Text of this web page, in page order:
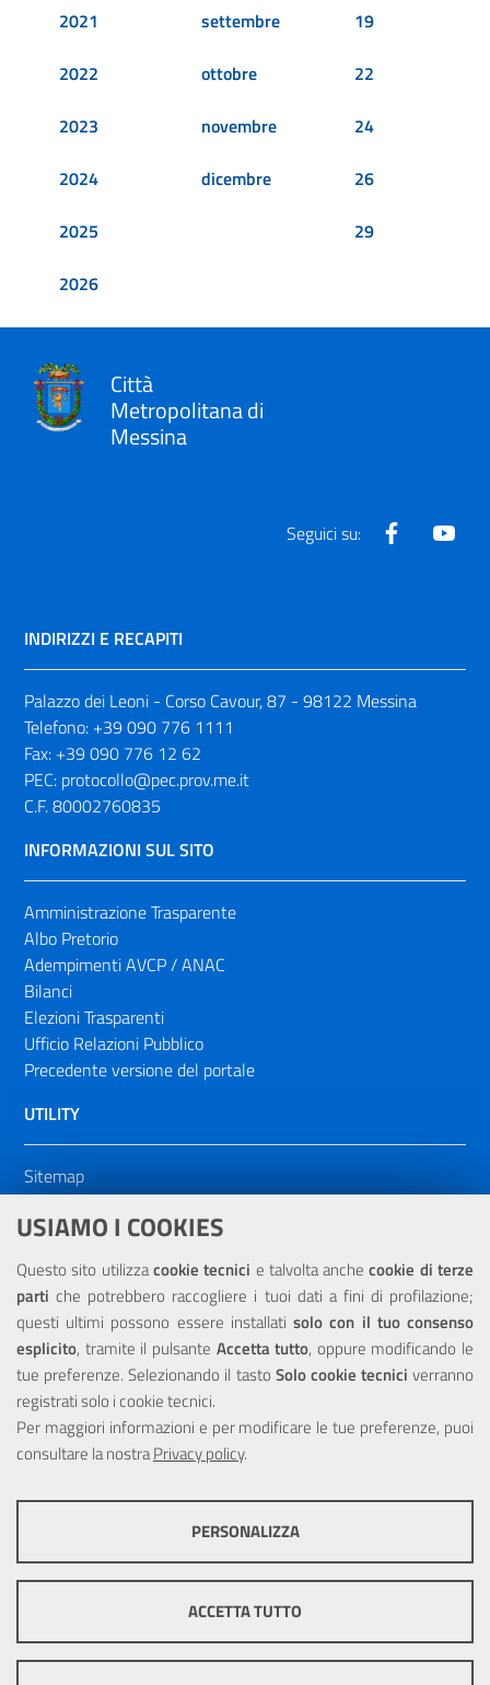
USIAMO I COOKIES
Questo sito utilizzacookie tecnici e talvolta anchecookie di terze
parti che potrebbero raccogliere i tuoi dati a fini di profilazione;
questi ultimi possono essere installatisolo con il tuo consenso
esplicito, tramite il pulsante Accetta tutto, oppure modificando le
tue preferenze. Selezionando il tasto Solo cookie tecnici verranno
registrati solo i cookie tecnici.
Per maggiori informazioni e per modificare le tue preferenze, puoi
consultare la nostraPrivacy policy.
ottimale per ogni utente. Essi non raccolgono i tuoi dati e le tue
informazioni di navigazione per scopi di marketing e profilazione, e
pertanto possono essere utilizzati senza bisogno di acquisire il tuo
PERSONALIZZA
ACCETTA TUTTO
2021
2022
2023
2024
2025
2026
settembre
ottobre
novembre
dicembre
19
22
24
26
29
Città
Metropolitana di
Messina
Seguici su: Facebook
INDIRIZZI E RECAPITI
Palazzo dei Leoni - Corso Cavour, 87 - 98122 Messina
Telefono: +39 090 776 1111
Fax: +39 090 776 12 62
PEC: protocollo@pec.prov.me.it
C.F. 80002760835
INFORMAZIONI SUL SITO
Amministrazione Trasparente
Albo Pretorio
Adempimenti AVCP / ANAC
Bilanci
Elezioni Trasparenti
Ufficio Relazioni Pubblico
Precedente versione del portale
UTILITY
Sitemap
Dichiarazione di accessibilità
NOTE LEGALI
Privacy
Portale realizzato con la partecipazione finanziaria dell'Unione
Europea tramite i fondi del POR Sicilia 2000/2006 Misura 6.05 -